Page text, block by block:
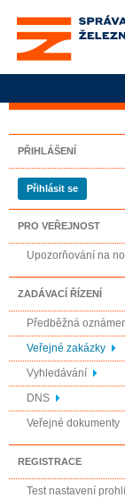
Správa železnic,
organizace
PŘIHLÁŠENÍ
Přihlásit se
PRO VEŘEJNOST
Upozorňování na
ZADÁVACÍ ŘÍZENÍ
Předběžná
Veřejné zakázky
Vyhledávání
DNS
Veřejné dokumenty
REGISTRACE
Test nastavení